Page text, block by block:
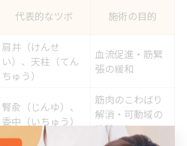
代表的なツボ 施術の目的
肩井（けんせ
い）、天柱（てん
ちゅう）
血流促進・筋緊
張の緩和
腎兪（じんゆ）、
委中（いちゅう）
筋肉のこわばり
解消・可動域の
改善